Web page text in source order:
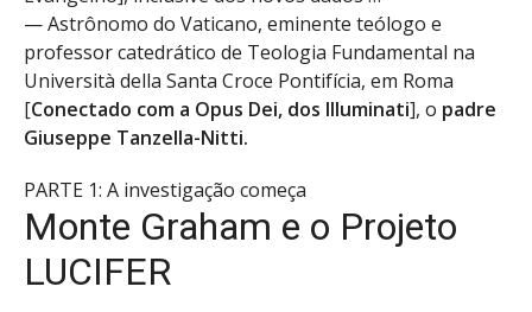
— Astrônomo do Vaticano, eminente teólogo e
professor catedrático de Teologia Fundamental na
Università della Santa Croce Pontifícia, em Roma
[Conectado com a Opus Dei, dos Illuminati], o padre
Giuseppe Tanzella-Nitti.
PARTE 1: A investigação começa
Monte Graham e o Projeto
LUCIFER